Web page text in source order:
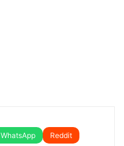
WhatsApp
Reddit